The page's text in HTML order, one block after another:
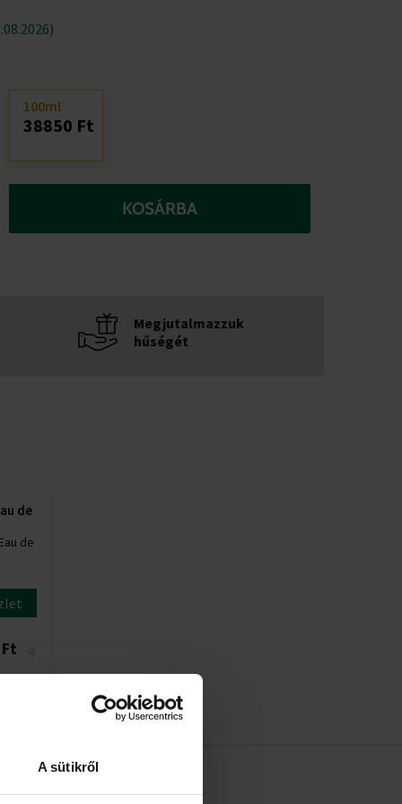
A sütikről
100ml
38850 Ft
KOSÁRBA
Megjutalmazzuk
hűségét
de
de
Ft
MÁRKÁRÓL